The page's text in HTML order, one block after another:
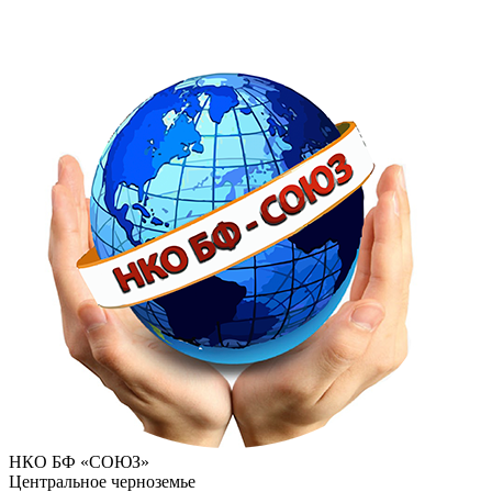
НКО БФ «СОЮЗ»
Центральное черноземье